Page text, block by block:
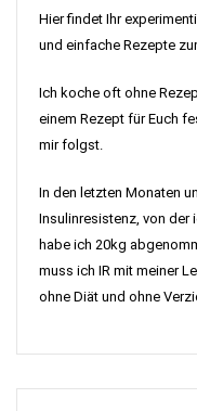
Hier findet Ihr
und einfache Rezepte
Ich koche oft ohne
einem Rezept für Euch
mir folgst.
In den letzten Monaten
Insulinresistenz, von der
habe ich 20kg
muss ich IR mit meiner
ohne Diät und ohne